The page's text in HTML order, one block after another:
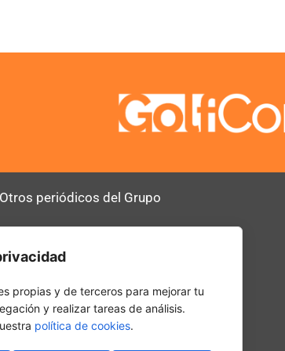
Otros periódicos del Grupo
SerComercial
propias y de terceros para mejorar tu
y realizar tareas de análisis.
política de cookies.